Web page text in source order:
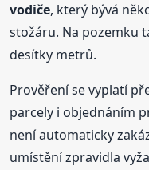
vodiče, který bývá
stožáru. Na pozemku
desítky metrů.
Prověření se vyplatí
parcely i objednáním
není automaticky
umístění zpravidla